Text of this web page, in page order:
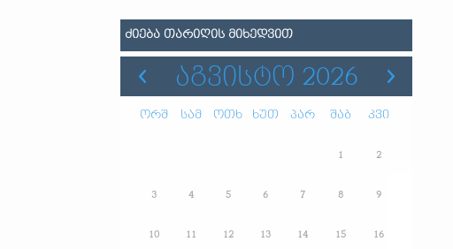
ᲫᲘᲔᲑᲐ ᲗᲐᲠᲘᲦᲘᲡ ᲛᲘᲮᲔᲓᲕᲘᲗ
ᲐᲒᲕᲘᲡᲢᲝ 2026
ორშ სამ ოთხ ხუთ პარ შაბ კვი
1 2
3 4 5 6 7 8 9
10 11 12 13 14 15 16